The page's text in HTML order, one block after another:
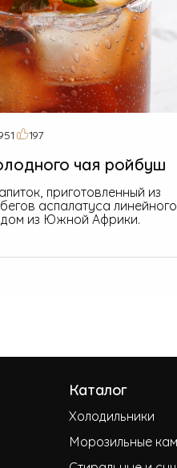
197
чая ройбуш
приготовленный из
аспалатуса
из Южной Африки.
Каталог
Холодильники
Морозильные